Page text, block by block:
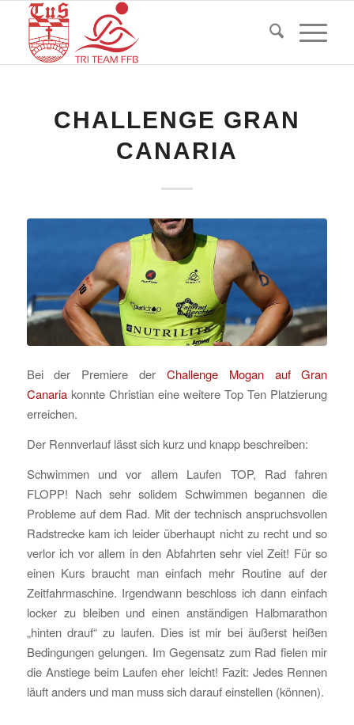
CHALLENGE GRAN
CANARIA
Bei der Premiere der Challenge Mogan auf Gran
Canariakonnte Christian eine weitere Top Ten Platzierung
erreichen.
Der Rennverlauf lässt sich kurz und knapp beschreiben:
Schwimmen und vor allem Laufen TOP, Rad fahren
FLOPP! Nach sehr solidem Schwimmen begannen die
Probleme auf dem Rad. Mit der technisch anspruchsvollen
Radstrecke kam ich leider überhaupt nicht zu recht und so
verlor ich vor allem in den Abfahrten sehr viel Zeit! Für so
einen Kurs braucht man einfach mehr Routine auf der
Zeitfahrmaschine. Irgendwann beschloss ich dann einfach
locker zu bleiben und einen anständigen Halbmarathon
„hinten drauf“ zu laufen. Dies ist mir bei äußerst heißen
Bedingungen gelungen. Im Gegensatz zum Rad fielen mir
die Anstiege beim Laufen eher leicht! Fazit: Jedes Rennen
läuft anders und man muss sich darauf einstellen (können).